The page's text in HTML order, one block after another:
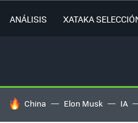
ANÁLISIS XATAKA
HOY SE HABLA DE
China Elon Musk IA